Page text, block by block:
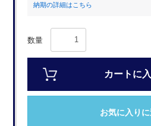
納期の詳細はこちら
数量
カートに
お気に入り